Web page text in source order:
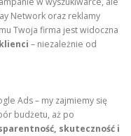
Network oraz reklamy
Twoja firma jest widoczna
– niezależnie od
Ads – my zajmiemy się
budżetu, aż po
skuteczność i